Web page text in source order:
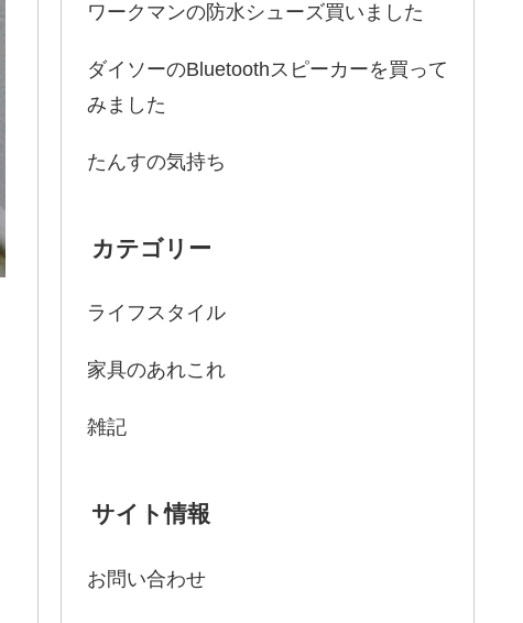
ワークマンの防水シューズ買いました
ダイソーのBluetoothスピーカーを買って
みました
たんすの気持ち
カテゴリー
ライフスタイル
家具のあれこれ
雑記
サイト情報
お問い合わせ